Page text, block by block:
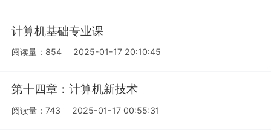
计算机基础专业课
阅读量：854 2025-01-17 20:10:45
第十四章：计算机新技术
阅读量：743 2025-01-17 00:55:31